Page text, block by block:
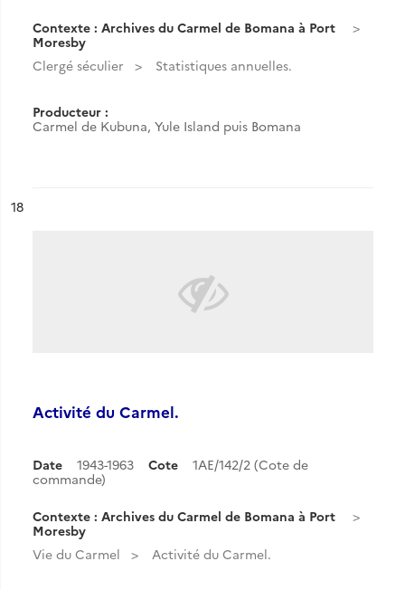
Contexte : Archives du Carmel de Bomana à Port
Moresby
Clergé séculier
Statistiques annuelles.
Producteur :
Carmel de Kubuna, Yule Island puis Bomana
n°
18
Activité du Carmel.
Date 1943-1963 Cote
1AE/142/2 (Cote de
commande)
Contexte : Archives du Carmel de Bomana à Port
Moresby
Vie du Carmel
Activité du Carmel.